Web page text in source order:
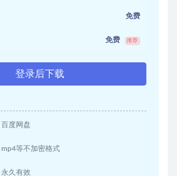
免费
免费 推荐
登录后下载
百度网盘
mp4等不加密格式
永久有效